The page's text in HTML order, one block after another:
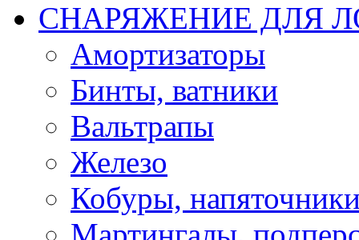
СНАРЯЖЕНИЕ ДЛЯ
Амортизаторы
Бинты, ватники
Вальтрапы
Железо
Кобуры,